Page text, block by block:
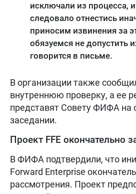
исключали из процесса,
следовало отнестись
приносим извинения за
обязуемся не допустить
говорится в письме.
В организации также
внутреннюю проверку, а ее
представят Совету ФИФА
заседании.
Проект FFE окончательно
В ФИФА подтвердили, что
Forward Enterprise
рассмотрения. Проект